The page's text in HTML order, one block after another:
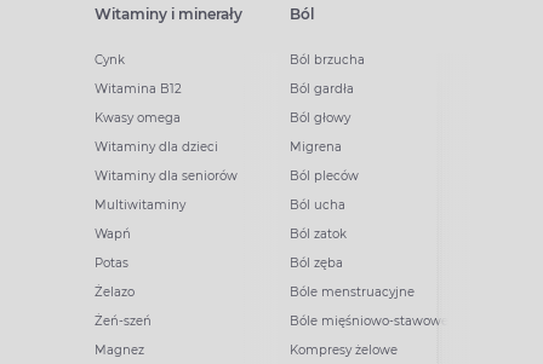
Witaminy i minerały
Cynk
Witamina B12
Kwasy omega
Witaminy dla dzieci
Witaminy dla seniorów
Multiwitaminy
Wapń
Potas
Żelazo
Żeń-szeń
Magnez
Ból
Ból brzucha
Ból gardła
Ból głowy
Migrena
Ból pleców
Ból ucha
Ból zatok
Ból zęba
Bóle menstruacyjne
Bóle mięśniowo-stawowe
Kompresy żelowe